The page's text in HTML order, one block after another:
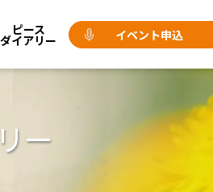
ピース
ダイアリー イベント申込
ー